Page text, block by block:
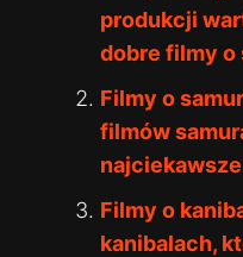
produkcji
dobre filmy o
Filmy o
filmów
Filmy o
kanibalach,